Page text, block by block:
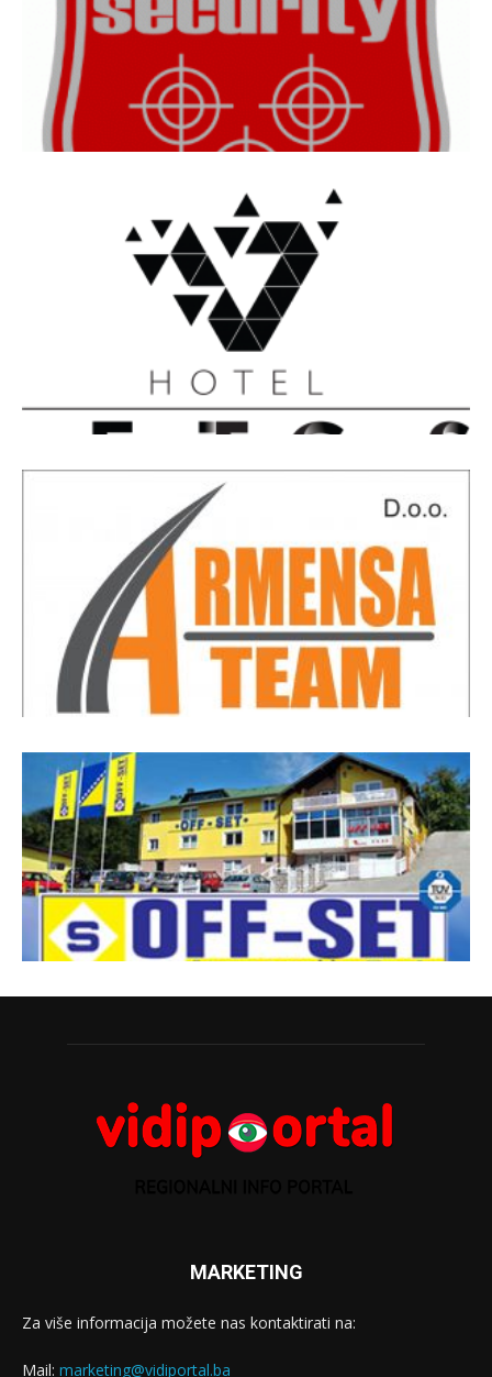
MARKETING
Za više informacija možete nas kontaktirati na:
Mail: marketing@vidiportal.ba